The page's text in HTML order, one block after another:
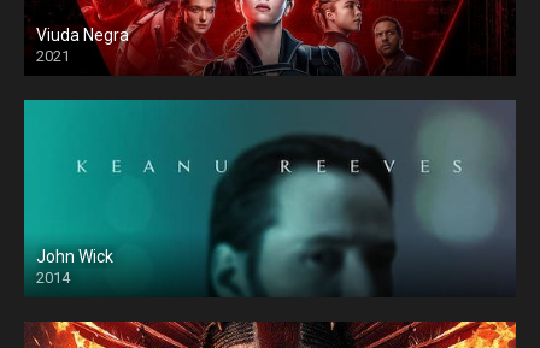
Viuda Negra
2021
John Wick
2014